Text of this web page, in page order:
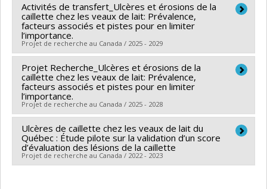
technologique
des Pêcheries et de l'Alimentation
Grant programs:PVXXXXXX-Innovation bioalimentaire
2023-2028 - Volet 2: Recherche appliquée,
développement expérimental et adaptation
technologique
Lead researcher : Sébastien Buczinski
Co-researchers : Pierre Hélie,Gilles Fecteau
Arsenault,Younès Chorfi
Villettaz Robichaud
Funding sources:Les producteurs de bovins du
Québec
Grant programs:
Activités de transfert_Ulcères et érosions de la
caillette chez les veaux de lait: Prévalence,
facteurs associés et pistes pour en limiter
l’importance.
Projet de recherche au Canada / 2025 - 2029
Funding sources:MAPAQ/Ministère de l'Agriculture,
des Pêcheries et de l'Alimentation
Grant programs:
2023-2028 - Volet 2: Recherche appliquée,
développement expérimental et adaptation
technologique
Projet Recherche_Ulcères et érosions de la
caillette chez les veaux de lait: Prévalence,
facteurs associés et pistes pour en limiter
l’importance.
Projet de recherche au Canada / 2025 - 2028
Lead researcher : Sébastien Buczinski
Co-researchers : Pierre Hélie,Gilles Fecteau, Julie
Arsenault,Younès Chorfi,Marcio Costa
Ulcères de caillette chez les veaux de lait du
Québec : Étude pilote sur la validation d’un score
d’évaluation des lésions de la caillette
Projet de recherche au Canada / 2022 - 2023